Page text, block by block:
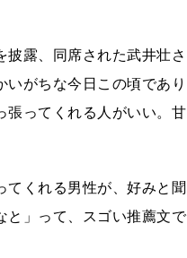
露、同席された武井壮さ
がちな今日この頃であり
張ってくれる人がいい。甘
てくれる男性が、好みと聞
と」って、スゴい推薦文で